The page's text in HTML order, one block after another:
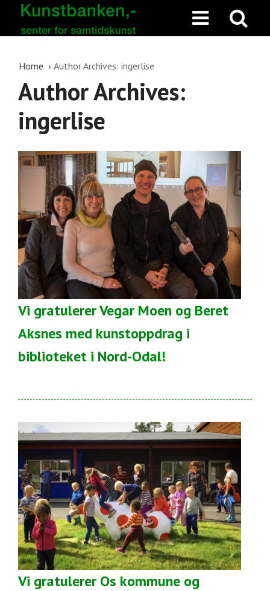
Home Author Archives: ingerlise
Author Archives:
ingerlise
Vi gratulerer Vegar Moen og Beret
Aksnes med kunstoppdrag i
biblioteket i Nord-Odal!
Vi gratulerer Os kommune og